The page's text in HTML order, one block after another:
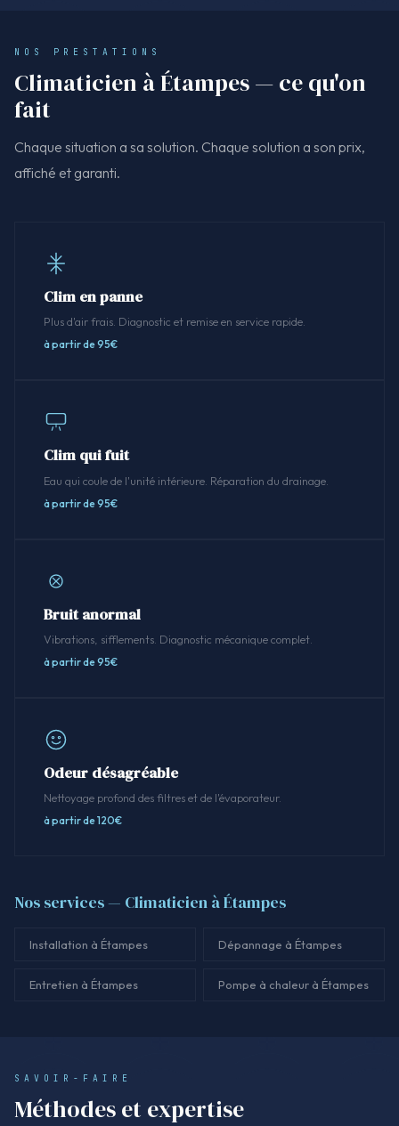
NOS PRESTATIONS
Climaticien à Étampes — ce qu'on
fait
Chaque situation a sa solution. Chaque solution a son prix,
affiché et garanti.
Clim en panne
Plus d'air frais. Diagnostic et remise en service rapide.
à partir de 95€
Clim qui fuit
Eau qui coule de l'unité intérieure. Réparation du drainage.
à partir de 95€
Bruit anormal
Vibrations, sifflements. Diagnostic mécanique complet.
à partir de 95€
Odeur désagréable
Nettoyage profond des filtres et de l'évaporateur.
à partir de 120€
Nos services — Climaticien à Étampes
Installation à Étampes Dépannage à Étampes
Entretien à Étampes Pompe à chaleur à Étampes
SAVOIR-FAIRE
Méthodes et expertise